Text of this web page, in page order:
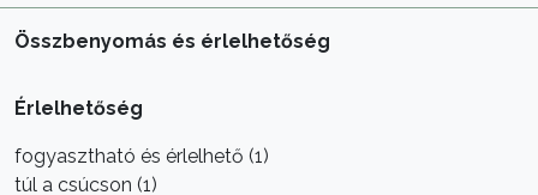
Összbenyomás és érlelhetőség
Érlelhetőség
fogyasztható és érlelhető (1)
túl a csúcson (1)